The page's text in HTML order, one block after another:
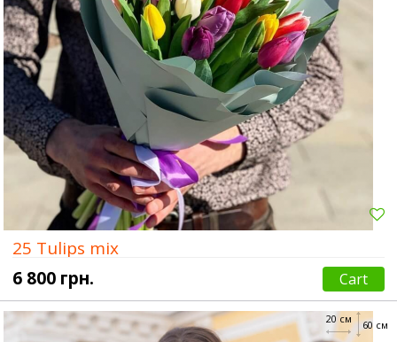
25 Tulips mix
6 800 грн.
Cart
60 см
20 см